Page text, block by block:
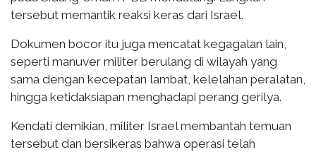
tersebut memantik reaksi keras dari Israel.
Dokumen bocor itu juga mencatat kegagalan lain,
seperti manuver militer berulang di wilayah yang
sama dengan kecepatan lambat, kelelahan peralatan,
hingga ketidaksiapan menghadapi perang gerilya.
Kendati demikian, militer Israel membantah temuan
tersebut dan bersikeras bahwa operasi telah